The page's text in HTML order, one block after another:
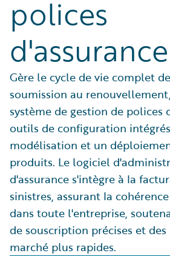
polices
d'assurance
Gère le cycle de vie complet
soumission au
système de gestion de polices
outils de configuration
modélisation et un
produits. Le logiciel
d'assurance s'intègre à la
sinistres, assurant la
dans toute l'entreprise,
de souscription précises et
marché plus rapides.